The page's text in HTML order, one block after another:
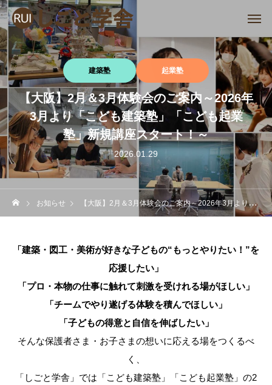
建築塾 起業塾
【大阪】2月＆3月体験会のご案内～2026年
3月より「こども建築塾」「こども起業
塾」新規講座スタート！～
2026.01.29
お知らせ 【大阪】2月＆3月体験会のご案内～2026年3月より「こども建築塾」「こども起業塾」新規講座スタート！～
「建築・図工・美術が好きな子どもの“もっとやりたい！”を
応援したい」
「プロ・本物の仕事に触れて刺激を受けれる場がほしい」
「チームでやり遂げる体験を積んでほしい」
「子どもの得意と自信を伸ばしたい」
そんな保護者さま・お子さまの想いに応える場をつくるべ
く、
「しごと学舎」では「こども建築塾」「こども起業塾」の2